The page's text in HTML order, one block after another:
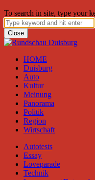
To search in site, type your
Close
HOME
Duisburg
Auto
Kultur
Meinung
Panorama
Politik
Region
Wirtschaft
Autotests
Essay
Loveparade
Technik